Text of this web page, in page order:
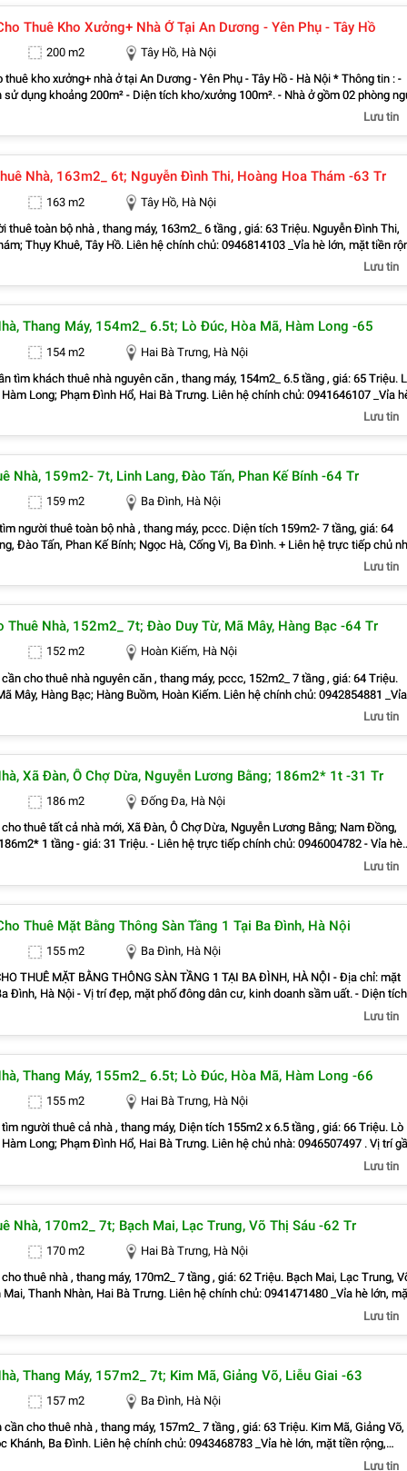
Chinh, Vũ Tông Phan, Ngụy Như Kon Tum, Nguyễn Xiển, Hoàng Văn Thái,
Huy Tưởng, Vũ Trọng Phụng Tiện đi ra Đống Đa, Hai Bà Trưng, Cầu Giấy,
hệ chủ nhà : 0943468783
Thuê Kho Xưởng+ Nhà Ở Tại An Dương - Yên Phụ - Tây Hồ
200 m2
Tây Hồ, Hà Nội
thuê kho xưởng+ nhà ở tại An Dương - Yên Phụ - Tây Hồ - Hà Nội * Thông tin : -
sử dụng khoảng 200m² - Diện tích kho/xưởng 100m². - Nhà ở gồm 02 phòng
sinh và 01 phòng kho - Sân rộng khoảng 50m², có mái che, thuận tiện bốc xếp
rộng 4m, xe tải 3 tấn vào tận nơi - Mái tôn lạnh 2 lớp, không gian thoáng mát -
nhà ở và kho, linh hoạt theo nhu cầu. - Xung quanh nhiều tiện ích, khu đông
đi lại. - Phù hợp với nhiều mô hình : + Kho chứa hàng, Xưởng sản xuất nhẹ. +
livestream, Văn phòng kết hợp kho. + Chuyển phát, logistics hoặc các hộ
Giá thuê : + Thuê xưởng giá 5 triệu/tháng. + Thuê nhà giá 5-7
theo hợp đồng dài hay ngắn hạn). - LIÊN HỆ TRỰC TIẾP CHÍNH CHỦ : Anh
Lưu tin
Nhà, 163m2_ 6t; Nguyễn Đình Thi, Hoàng Hoa Thám -63 Tr
163 m2
Tây Hồ, Hà Nội
thuê toàn bộ nhà , thang máy, 163m2_ 6 tầng , giá: 63 Triệu. Nguyễn Đình Thi,
Khuê, Tây Hồ. Liên hệ chính chủ: 0946814103 _Vỉa hè lớn, mặt tiền rộng,
ngã ba, khu đông dân cư, kinh doanh sầm uất, nhiều văn phòng, công ty. _
Phụ Dễ dàng đi
Tiện đi ra Ba Đình, Hoàn Kiếm, Cầu Giấy, Từ Liêm _Liên hệ trực tiếp chủ
Lưu tin
Thang Máy, 154m2_ 6.5t; Lò Đúc, Hòa Mã, Hàm Long -65
154 m2
Hai Bà Trưng, Hà Nội
tìm khách thuê nhà nguyên căn , thang máy, 154m2_ 6.5 tầng , giá: 65 Triệu.
Long; Phạm Đình Hổ, Hai Bà Trưng. Liên hệ chính chủ: 0941646107 _Vỉa hè
thoáng. _Vị trí ngay ngã ba, khu đông dân cư, kinh doanh sầm uất, nhiều
Khoa, Bạch Đằng, Bạch Mai, Cầu Dền, Đống Mác, Đồng
Trương Định, Vĩnh Tuy Dễ dàng đi Lê Duẩn, Đại La, Trần Đại Nghĩa, Lê
Quang Bửu, Bà Triệu, Triệu Việt Vương, Mai Hắc Đế, Trần Nhân Tông, Ngô Thì
Công Trứ, Nguyễn Khoái, Times City, Võ Thị Sáu, Lạc Trung, Trần Khát Chân
Xuân, Hoàng Mai _Liên hệ trực tiếp chủ nhà : 0941646107
Lưu tin
Nhà, 159m2- 7t, Linh Lang, Đào Tấn, Phan Kế Bính -64 Tr
159 m2
Ba Đình, Hà Nội
người thuê toàn bộ nhà , thang máy, pccc. Diện tích 159m2- 7 tầng, giá: 64
Tấn, Phan Kế Bính; Ngọc Hà, Cống Vị, Ba Đình. + Liên hệ trực tiếp chủ nhà:
Vỉa hè lớn, mặt tiền rộng,thoáng. + Vị trí gần ngay ngã ba, khu đông dân cư,
nhiều văn phòng, công ty. + Thuận tiện giao thông Điện Biên, Đội Cấn, Giảng
đi Nguyễn Chí Thanh, Phan Đình Phùng, Hoàng Hoa Thám, Đường Bưởi, La
Trần Huy Liệu, Hàng Bún, Trấn Vũ Tiện đi ra Hoàn Kiếm, Đống Đa, Tây Hồ,
chính chủ : 0945471581
Lưu tin
Thuê Nhà, 152m2_ 7t; Đào Duy Từ, Mã Mây, Hàng Bạc -64 Tr
152 m2
Hoàn Kiếm, Hà Nội
cho thuê nhà nguyên căn , thang máy, pccc, 152m2_ 7 tầng , giá: 64 Triệu.
Mây, Hàng Bạc; Hàng Buồm, Hoàn Kiếm. Liên hệ chính chủ: 0942854881 _Vỉa
rộng, thoáng. _Vị trí ngay ngã ba, khu đông dân cư, kinh doanh sầm uất, nhiều
phố Chương Dương, Cửa Đông, Hàng Bài, Hàng Bồ, Hàng
Tiền, Cửa Nam Dễ dàng đi Tràng Thi, Lý Nam Đế, Phùng Hưng, Trần Nhật
Huân, Hàng Điếu, Quán Sứ, Lý Thường Kiệt, Cầu Gỗ, Lò Sũ Tiện đi ra Ba
Đống Đa, Tây Hồ _Liên hệ trực tiếp chủ nhà : 0942854881
Lưu tin
Xã Đàn, Ô Chợ Dừa, Nguyễn Lương Bằng; 186m2* 1t -31 Tr
186 m2
Đống Đa, Hà Nội
thuê tất cả nhà mới, Xã Đàn, Ô Chợ Dừa, Nguyễn Lương Bằng; Nam Đồng,
1 tầng - giá: 31 Triệu. - Liên hệ trực tiếp chính chủ: 0946004782 - Vỉa hè
thoáng. - Vị trí ngay gần ngã ba, khu đông dân cư, kinh doanh sầm uất,
Khương Thượng, Kim
Thổ Quan, Trung Liệt, Trung Phụng, Trung Tự, Văn Chương, Văn Miếu,
Cầu, Thái Hà, Thái Thịnh, Đường Láng, La Thành, Trường Chinh, Tôn Đức
Hồng, Nguyễn Văn Tuyết, Mai Anh Tuấn, Tây Sơn, Chùa Láng Tiện đi ra Hoàn
Hai Bà Trưng, Cầu Giấy, Thanh Xuân - Liên hệ chủ nhà : 0946004782
Lưu tin
Thuê Mặt Bằng Thông Sàn Tầng 1 Tại Ba Đình, Hà Nội
155 m2
Ba Đình, Hà Nội
THUÊ MẶT BẰNG THÔNG SÀN TẦNG 1 TẠI BA ĐÌNH, HÀ NỘI - Địa chỉ: mặt
Đình, Hà Nội - Vị trí đẹp, mặt phố đông dân cư, kinh doanh sầm uất. - Diện
sàn) - Mặt tiền: 10m – cực đẹp, dễ nhận diện thương hiệu. - Điện 3 pha – đáp
doanh. - Điều hòa âm trần – hoàn thiện đẹp, vào sử dụng ngay. - Phù hợp:
tiếp với chính chủ. - Liên hệ: 0899829982 #ChoThueMatBang
#BaDinh #MatBangKinhDoanh #ChoThueHaNoi.
Lưu tin
Thang Máy, 155m2_ 6.5t; Lò Đúc, Hòa Mã, Hàm Long -66
155 m2
Hai Bà Trưng, Hà Nội
người thuê cả nhà , thang máy, Diện tích 155m2 x 6.5 tầng , giá: 66 Triệu. Lò
Phạm Đình Hổ, Hai Bà Trưng. Liên hệ chủ nhà: 0946507497 . Vị trí gần
dân cư, kinh doanh sầm uất, nhiều trụ sở văn phòng, công ty. . Vỉa hè lớn, mặt
Đống Mác,
Nhàn, Trương Định, Vĩnh Tuy Dễ dàng đi Lê Duẩn, Đại La, Trần Đại
Tạ Quang Bửu, Bà Triệu, Triệu Việt Vương, Mai Hắc Đế, Trần Nhân Tông, Ngô
Công Trứ, Nguyễn Khoái, Times City, Võ Thị Sáu, Lạc Trung, Trần Khát Chân
Xuân, Hoàng Mai . Liên hệ trực tiếp chính chủ : 0946507497
Lưu tin
Nhà, 170m2_ 7t; Bạch Mai, Lạc Trung, Võ Thị Sáu -62 Tr
170 m2
Hai Bà Trưng, Hà Nội
thuê nhà , thang máy, 170m2_ 7 tầng , giá: 62 Triệu. Bạch Mai, Lạc Trung,
Thanh Nhàn, Hai Bà Trưng. Liên hệ chính chủ: 0941471480 _Vỉa hè lớn, mặt
_Vị trí ngay ngã ba, khu đông dân cư, kinh doanh sầm uất, nhiều văn phòng,
Cầu Dền, Đống Mác, Đồng Nhân, Đồng Tâm,
Định, Vĩnh Tuy Dễ dàng đi Lò Đúc, Lê Duẩn, Đại La, Trần Đại Nghĩa, Lê Thanh
Bửu, Bà Triệu, Triệu Việt Vương, Mai Hắc Đế, Trần Nhân Tông, Ngô Thì Nhậm,
Công Trứ, Nguyễn Khoái, Times City, Trần Khát Chân Tiện đi ra Đống Đa,
Mai _Liên hệ trực tiếp chủ nhà : 0941471480
Lưu tin
Thang Máy, 157m2_ 7t; Kim Mã, Giảng Võ, Liễu Giai -63
157 m2
Ba Đình, Hà Nội
cho thuê nhà , thang máy, 157m2_ 7 tầng , giá: 63 Triệu. Kim Mã, Giảng Võ,
Ba Đình. Liên hệ chính chủ: 0943468783 _Vỉa hè lớn, mặt tiền rộng,
ngã ba, khu đông dân cư, kinh doanh sầm uất, nhiều văn phòng, công ty. _
Lưu tin